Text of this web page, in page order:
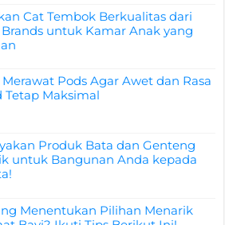
Cat Tembok Berkualitas dari
untuk Kamar Anak yang
Merawat Pods Agar Awet dan Rasa
Tetap Maksimal
Produk Bata dan Genteng
untuk Bangunan Anda kepada
Menentukan Pilihan Menarik